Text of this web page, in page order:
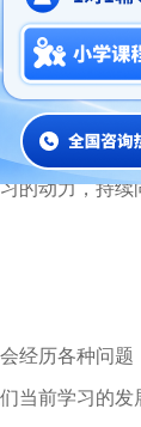
说，学好化
为了能够使
的动力，持
历各种问题
当前学习的